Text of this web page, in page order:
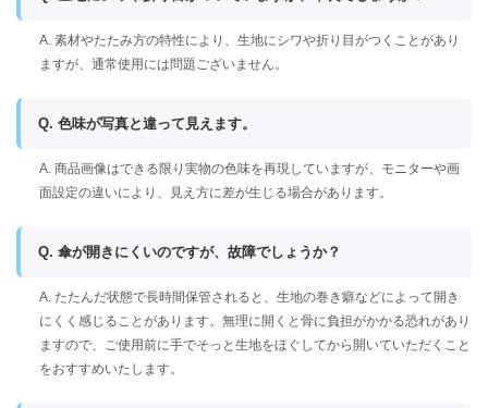
A. 素材やたたみ方の特性により、生地にシワや折り目がつくことがあり
ますが、通常使用には問題ございません。
Q. 色味が写真と違って見えます。
A. 商品画像はできる限り実物の色味を再現していますが、モニターや画
面設定の違いにより、見え方に差が生じる場合があります。
Q. 傘が開きにくいのですが、故障でしょうか？
A. たたんだ状態で長時間保管されると、生地の巻き癖などによって開き
にくく感じることがあります。無理に開くと骨に負担がかかる恐れがあり
ますので、ご使用前に手でそっと生地をほぐしてから開いていただくこと
をおすすめいたします。